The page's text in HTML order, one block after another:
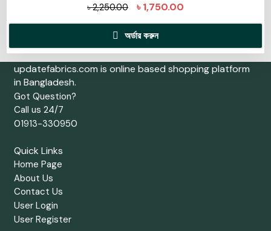
৳2,250.00 ৳1,750.00
অর্ডার করুন
updatefabrics.com is online based shopping platform
in Bangladesh.
Got Question?
Call us 24/7
01913-330950
Quick Links
Home Page
About Us
Contact Us
User Login
User Register